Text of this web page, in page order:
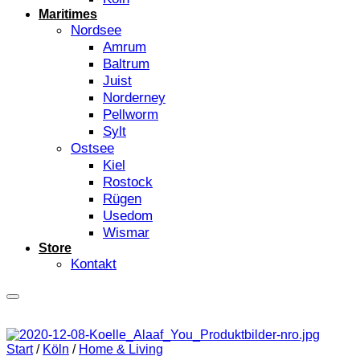
Maritimes
Nordsee
Amrum
Baltrum
Juist
Norderney
Pellworm
Sylt
Ostsee
Kiel
Rostock
Rügen
Usedom
Wismar
Store
Kontakt
Start / Köln / Home & Living